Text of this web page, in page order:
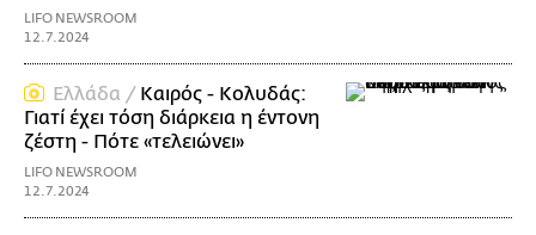
LIFO NEWSROOM
12.7.2024
Ελλάδα / Καιρός - Κολυδάς:
Γιατί έχει τόση διάρκεια η έντονη
ζέστη - Πότε «τελειώνει»
LIFO NEWSROOM
12.7.2024